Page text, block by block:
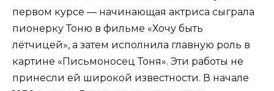
первом курсе — начинающая актриса сыграла
пионерку Тоню в фильме «Хочу быть
лётчицей», а затем исполнила главную роль в
картине «Письмоносец Тоня». Эти работы не
принесли ей широкой известности. В начале